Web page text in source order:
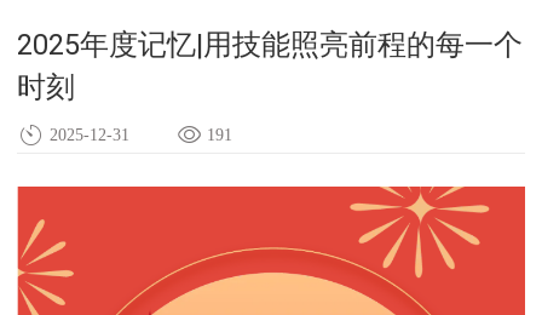
2025年度记忆|用技能照亮前程的每一个
时刻
2025-12-31 191